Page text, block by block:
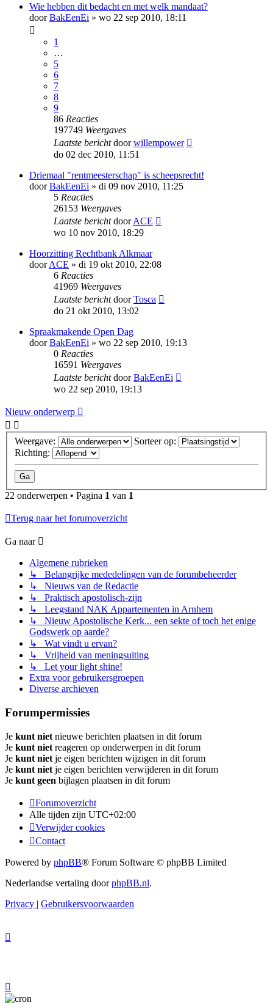
Wie hebben dit bedacht en met welk mandaat?
doorBakEenEi » wo 22 sep 2010, 18:11
1
…
5
6
7
8
9
86 Reacties
197749 Weergaves
Laatste berichtdoorwillempower
do 02 dec 2010, 11:51
Driemaal "rentmeesterschap" is scheepsrecht!
doorBakEenEi » di 09 nov 2010, 11:25
5 Reacties
26153 Weergaves
Laatste berichtdoorACE
wo 10 nov 2010, 18:29
Hoorzitting Rechtbank Alkmaar
doorACE » di 19 okt 2010, 22:08
6 Reacties
41969 Weergaves
Laatste berichtdoorTosca
do 21 okt 2010, 13:02
Spraakmakende Open Dag
doorBakEenEi » wo 22 sep 2010, 19:13
0 Reacties
16591 Weergaves
Laatste berichtdoorBakEenEi
wo 22 sep 2010, 19:13
Nieuw onderwerp
Weergave:
Sorteer op:
Richting:
22 onderwerpen • Pagina 1 van 1
Terug naar het forumoverzicht
Ga naar
Algemene rubrieken
↳ Belangrijke mededelingen van de forumbeheerder
↳ Nieuws van de Redactie
↳ Praktisch apostolisch-zijn
↳ Leegstand NAK Appartementen in Arnhem
↳ Nieuw Apostolische Kerk... een sekte of toch het enige
Godswerk op aarde?
↳ Wat vindt u ervan?
↳ Vrijheid van meningsuiting
↳ Let your light shine!
Extra voor gebruikersgroepen
Diverse archieven
Forumpermissies
Je kunt niet nieuwe berichten plaatsen in dit forum
Je kunt niet reageren op onderwerpen in dit forum
Je kunt niet je eigen berichten wijzigen in dit forum
Je kunt niet je eigen berichten verwijderen in dit forum
Je kunt geen bijlagen plaatsen in dit forum
Forumoverzicht
Alle tijden zijn UTC+02:00
Verwijder cookies
Contact
Powered by phpBB® Forum Software © phpBB Limited
Nederlandse vertaling doorphpBB.nl.
Privacy | Gebruikersvoorwaarden